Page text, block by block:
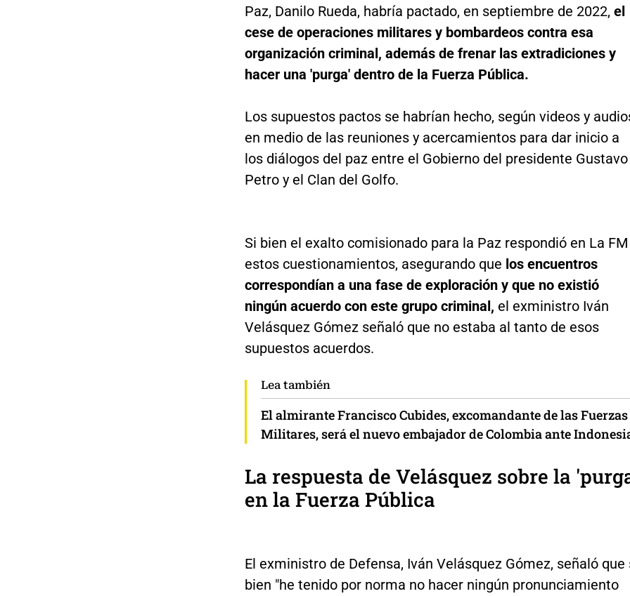
Paz, Danilo Rueda, habría pactado, en septiembre de 2022, el
cese de operaciones militares y bombardeos contra esa
organización criminal, además de frenar las extradiciones y
hacer una 'purga' dentro de la Fuerza Pública.
Los supuestos pactos se habrían hecho, según videos y
en medio de las reuniones y acercamientos para dar inicio a
los diálogos del paz entre el Gobierno del presidente Gustavo
Petro y el Clan del Golfo.
Si bien el exalto comisionado para la Paz respondió en La FM
estos cuestionamientos, asegurando que los encuentros
correspondían a una fase de exploración y que no existió
ningún acuerdo con este grupo criminal, el exministro Iván
Velásquez Gómez señaló que no estaba al tanto de esos
supuestos acuerdos.
Lea también
El almirante Francisco Cubides, excomandante de las Fuerzas
Militares, será el nuevo embajador de Colombia ante
La respuesta de Velásquez sobre la
en la Fuerza Pública
El exministro de Defensa, Iván Velásquez Gómez, señaló que
bien "he tenido por norma no hacer ningún pronunciamiento